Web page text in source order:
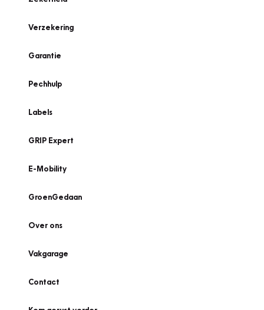
Verzekering
Garantie
Pechhulp
Labels
GRIP Expert
E-Mobility
GroenGedaan
Over ons
Vakgarage
Contact